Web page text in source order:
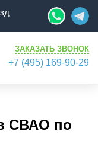
ЗАКАЗАТЬ ЗВОНОК
+7 (495) 169-90-29
СВАО по